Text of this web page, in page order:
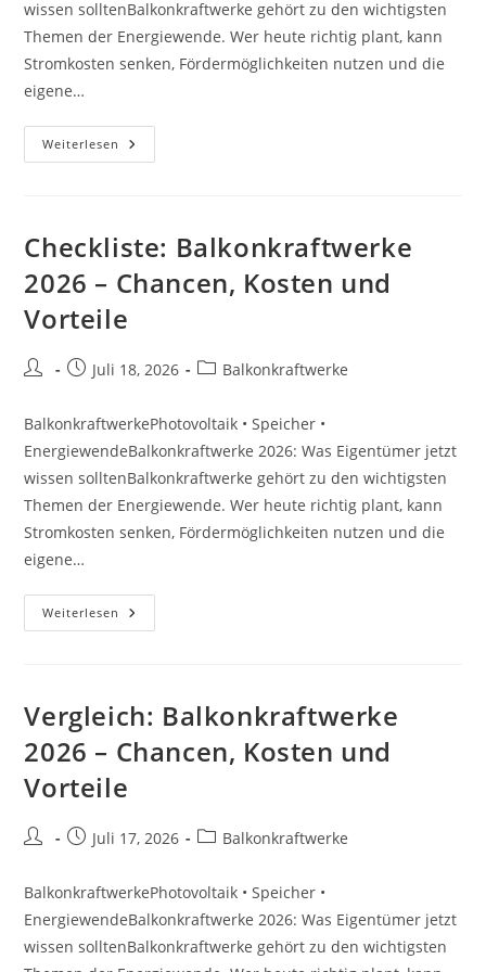
wissen solltenBalkonkraftwerke gehört zu den wichtigsten
Themen der Energiewende. Wer heute richtig plant, kann
Stromkosten senken, Fördermöglichkeiten nutzen und die
eigene…
Weiterlesen Vergleich:
Balkonkraftwerke
Und
Vorteile
Checkliste: Balkonkraftwerke
2026 – Chancen, Kosten und
Vorteile
Beitrags-BeitragJuli 18, 2026
Beitrags-
Balkonkraftwerke
BalkonkraftwerkePhotovoltaik • Speicher •
EnergiewendeBalkonkraftwerke 2026: Was Eigentümer jetzt
wissen solltenBalkonkraftwerke gehört zu den wichtigsten
Themen der Energiewende. Wer heute richtig plant, kann
Stromkosten senken, Fördermöglichkeiten nutzen und die
eigene…
Weiterlesen Checkliste:
Balkonkraftwerke
Und
Vorteile
Vergleich: Balkonkraftwerke
2026 – Chancen, Kosten und
Vorteile
Beitrags-BeitragJuli 17, 2026
Beitrags-
Balkonkraftwerke
BalkonkraftwerkePhotovoltaik • Speicher •
EnergiewendeBalkonkraftwerke 2026: Was Eigentümer jetzt
wissen solltenBalkonkraftwerke gehört zu den wichtigsten